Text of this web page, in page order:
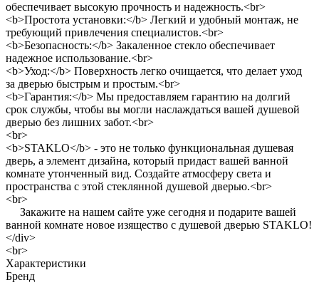
обеспечивает высокую прочность и надежность.<br>
<b>Простота установки:</b> Легкий и удобный монтаж, не
требующий привлечения специалистов.<br>
<b>Безопасность:</b> Закаленное стекло обеспечивает
надежное использование.<br>
<b>Уход:</b> Поверхность легко очищается, что делает уход
за дверью быстрым и простым.<br>
<b>Гарантия:</b> Мы предоставляем гарантию на долгий
срок службы, чтобы вы могли наслаждаться вашей душевой
дверью без лишних забот.<br>
<br>
<b>STAKLO</b> - это не только функциональная душевая
дверь, а элемент дизайна, который придаст вашей ванной
комнате утонченный вид. Создайте атмосферу света и
пространства с этой стеклянной душевой дверью.<br>
<br>
Закажите на нашем сайте уже сегодня и подарите вашей
ванной комнате новое изящество с душевой дверью STAKLO!
</div>
<br>
Характеристики
Бренд